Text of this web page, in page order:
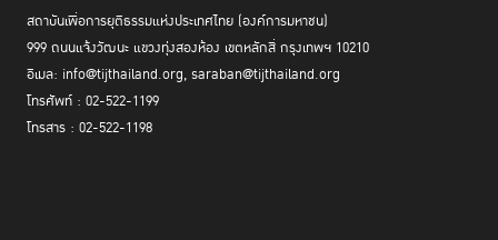
สถาบันเพื่อการยุติธรรมแห่งประเทศไทย (องค์การมหาชน)
999 ถนนแจ้งวัฒนะ แขวงทุ่งสองห้อง เขตหลักสี่ กรุงเทพฯ 10210
อีเมล: info@tijthailand.org, saraban@tijthailand.org
โทรศัพท์ : 02-522-1199
โทรสาร : 02-522-1198